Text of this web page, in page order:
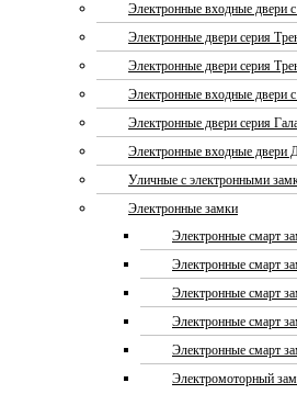
Электронные входные двери
Электронные двери серия
Электронные двери серия
Электронные входные двери
Электронные двери серия
Электронные входные двери
Уличные с электронными
Электронные замки
Электронные смарт
Электронные смарт
Электронные смарт
Электронные смарт
Электронные смарт
Электромоторный